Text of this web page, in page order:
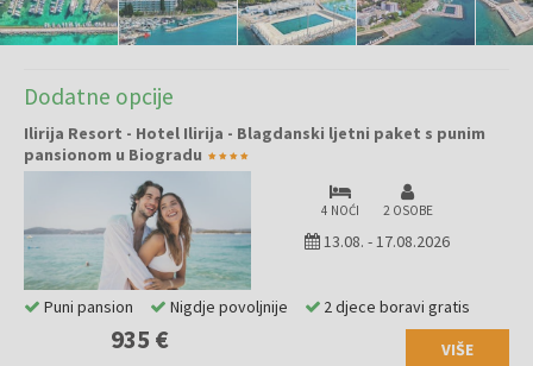
Dodatne opcije
Ilirija Resort - Hotel Ilirija - Blagdanski ljetni paket s punim
pansionom u Biogradu
4 NOĆI 2 OSOBE
13.08. -17.08.2026
935 € VIŠE
Puni pansion Nigdje povoljnije 2 djece boravi gratis